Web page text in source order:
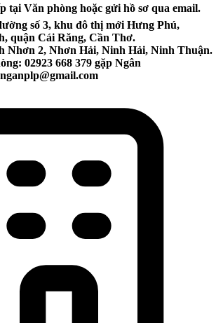
tại Văn phòng hoặc gửi hồ sơ qua email.
số 3, khu đô thị mới Hưng Phú,
quận Cái Răng, Cần Thơ.
Nhơn 2, Nhơn Hải, Ninh Hải, Ninh Thuận.
02923 668 379 gặp Ngân